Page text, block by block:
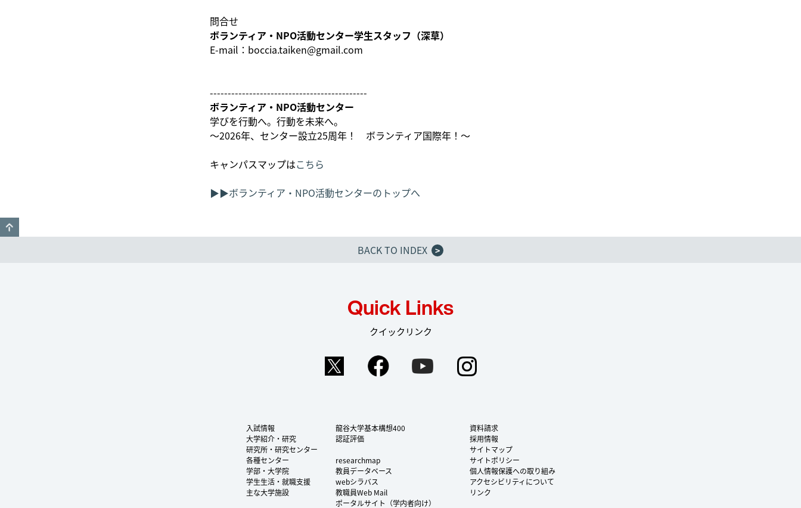
問合せ
ボランティア・NPO活動センター学生スタッフ（深草）
E-mail：boccia.taiken@gmail.com
--------------------------------------------
ボランティア・NPO活動センター
学びを行動へ。行動を未来へ。
～2026年、センター設立25周年！ ボランティア国際年！～
キャンパスマップはこちら
▶▶ボランティア・NPO活動センターのトップへ
BACK TO INDEX
>
Quick Links
クイックリンク
Twitter FacebookYouTube
入試情報
大学紹介・研究
研究所・研究センター
各種センター
学部・大学院
学生生活・就職支援
主な大学施設
龍谷大学基本構想400
認証評価
researchmap
教員データベース
webシラバス
教職員Web Mail
ポータルサイト（学内者向け）
資料請求
採用情報
サイトマップ
サイトポリシー
個人情報保護への取り組み
アクセシビリティについて
リンク